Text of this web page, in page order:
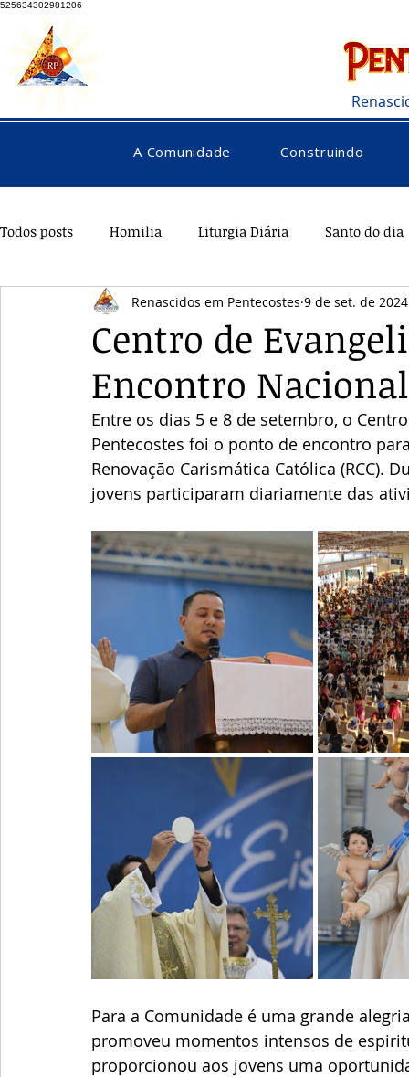
525634302981206
A Comunidade Construindo
Todos posts Homilia Liturgia Diária Santo do dia
Pentecostes Galeria Orações Saúde
Centro de
Encontro Nacional
Renascidos em Pentecostes 9 de set. de 2024
Entre os dias 5 e 8 de setembro, o
Pentecostes foi o ponto de encontro
Renovação Carismática Católica (RCC).
jovens participaram diariamente das
Para a Comunidade é uma grande
promoveu momentos intensos de
proporcionou aos jovens uma